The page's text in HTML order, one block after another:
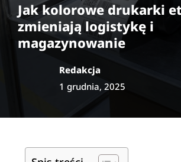
Jak kolorowe drukarki
zmieniają logistykę i
magazynowanie
Redakcja
1 grudnia, 2025